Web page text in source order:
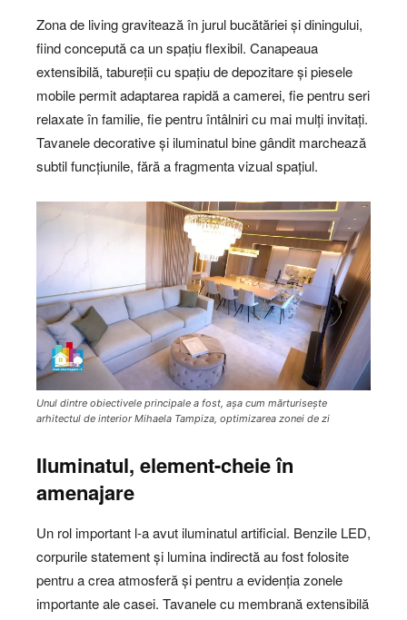
Zona de living gravitează în jurul bucătăriei și diningului,
fiind concepută ca un spațiu flexibil. Canapeaua
extensibilă, tabureții cu spațiu de depozitare și piesele
mobile permit adaptarea rapidă a camerei, fie pentru seri
relaxate în familie, fie pentru întâlniri cu mai mulți invitați.
Tavanele decorative și iluminatul bine gândit marchează
subtil funcțiunile, fără a fragmenta vizual spațiul.
Unul dintre obiectivele principale a fost, așa cum mărturisește
arhitectul de interior Mihaela Tampiza, optimizarea zonei de zi
Iluminatul, element-cheie în
amenajare
Un rol important l-a avut iluminatul artificial. Benzile LED,
corpurile statement și lumina indirectă au fost folosite
pentru a crea atmosferă și pentru a evidenția zonele
importante ale casei. Tavanele cu membrană extensibilă